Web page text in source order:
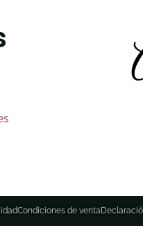
Condiciones de venta